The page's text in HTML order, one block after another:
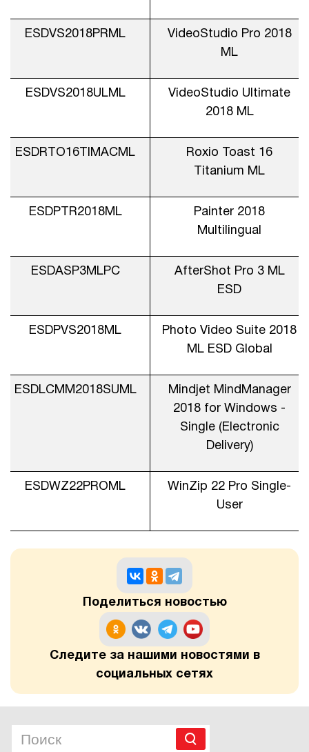
ESDVS2018PRML
VideoStudio Pro 2018
ML
ESDVS2018ULML
VideoStudio Ultimate
2018 ML
ESDRTO16TIMACML
Roxio Toast 16
Titanium ML
ESDPTR2018ML
Painter 2018
Multilingual
ESDASP3MLPC
AfterShot Pro 3 ML
ESD
ESDPVS2018ML
Photo Video Suite 2018
ML ESD Global
ESDLCMM2018SUML
Mindjet MindManager
2018 for Windows -
Single (Electronic
Delivery)
ESDWZ22PROML
WinZip 22 Pro Single-
User
Поделиться новостью
Следите за нашими новостями в
социальных сетях